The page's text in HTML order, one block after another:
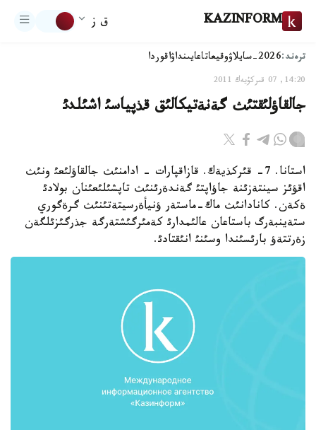
KAZINFORM ق ز
ترەند:2026-سايلاۋ وقيعاتاعايىنداۋاقوردا
14:20, 07 قىركۇيەك 2011
جالقاؤلئقتئث گةنةتيكالئق قذپياسئ اشئلدئ
استانا. 7- قئركذيةك. قازاقپارات - ادامنئث جالقاؤلئعئ ونئث
اقؤئز سينتةزئنة جاؤاپتئ گةندةرئنئث تاپشئلئعئنان بولادئ
ةكةن. كانادانئث ماك-ماستةر ؤنيأةرسيتةتئنئث گرةگوري
ستةينبةرگ باستاعان عالئمدارئ كةمئرگئشتةرگة جذرگئزئلگةن
زةرتتةؤ بارئسئندا وسئنئ انئقتادئ.